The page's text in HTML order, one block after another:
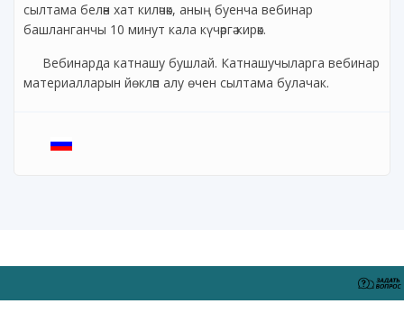
сылтама белән хат киләчәк, аның буенча вебинар
башланганчы 10 минут кала күчәргә кирәк.
Вебинарда катнашу бушлай. Катнашучыларга вебинар
материалларын йөкләп алу өчен сылтама булачак.